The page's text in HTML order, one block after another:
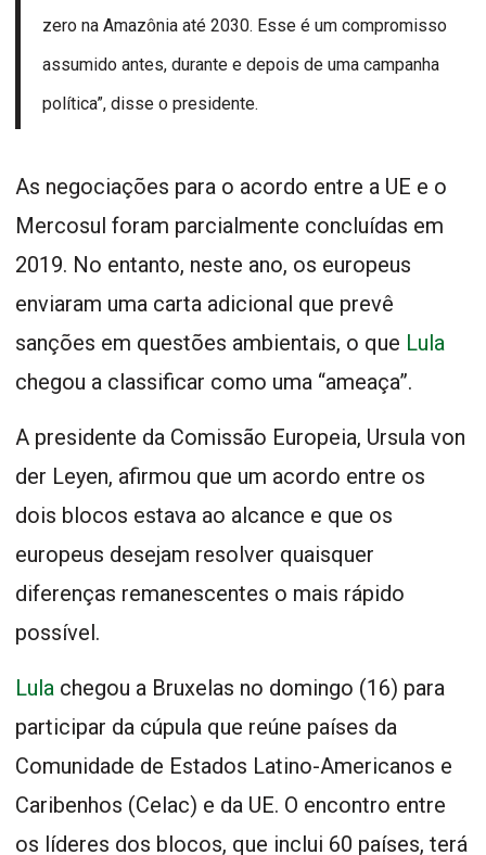
zero na Amazônia até 2030. Esse é um compromisso
assumido antes, durante e depois de uma campanha
política”, disse o presidente.
As negociações para o acordo entre a UE e o
Mercosul foram parcialmente concluídas em
2019. No entanto, neste ano, os europeus
enviaram uma carta adicional que prevê
sanções em questões ambientais, o que Lula
chegou a classificar como uma “ameaça”.
A presidente da Comissão Europeia, Ursula von
der Leyen, afirmou que um acordo entre os
dois blocos estava ao alcance e que os
europeus desejam resolver quaisquer
diferenças remanescentes o mais rápido
possível.
Lula chegou a Bruxelas no domingo (16) para
participar da cúpula que reúne países da
Comunidade de Estados Latino-Americanos e
Caribenhos (Celac) e da UE. O encontro entre
os líderes dos blocos, que inclui 60 países, terá